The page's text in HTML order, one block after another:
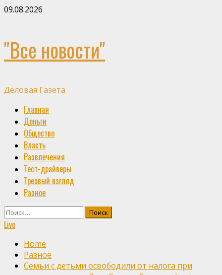
Skip
09.08.2026
"Все новости"
Деловая Газета
Primary
Menu
Главная
Деньги
Общество
Власть
Развлечения
Тест-драйверы
Трезвый взгляд
Разное
Найти:
Live
Home
Разное
Семьи с детьми освободили от налога при